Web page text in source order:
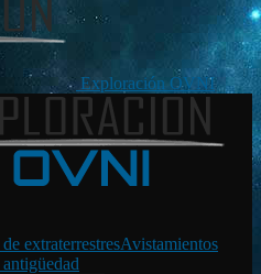
Exploración OVNI
extraterrestresAvistamientos